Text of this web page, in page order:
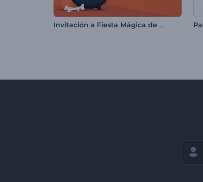
Invitación a Fiesta Mágica de Halloween